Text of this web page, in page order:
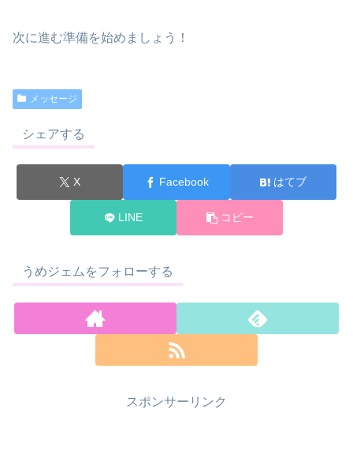
次に進む準備を始めましょう！
メッセージ
シェアする
X Facebook はてブ
LINE コピー
うめジェムをフォローする
スポンサーリンク